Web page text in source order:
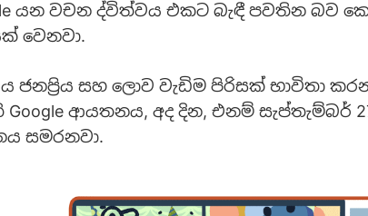
යන වචන ද්විත්වය එකට බැඳී පවතින බව
වෙනවා.
ජනප්‍රිය සහ ලොව වැඩිම පිරිසක් භාවිතා
ආයතනය, අද දින, එනම් සැප්තැම්බර්
සමරනවා.